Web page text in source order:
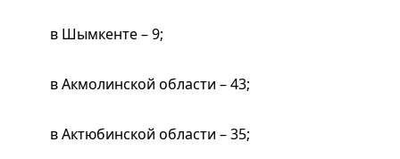
в Шымкенте – 9;
в Акмолинской области – 43;
в Актюбинской области – 35;